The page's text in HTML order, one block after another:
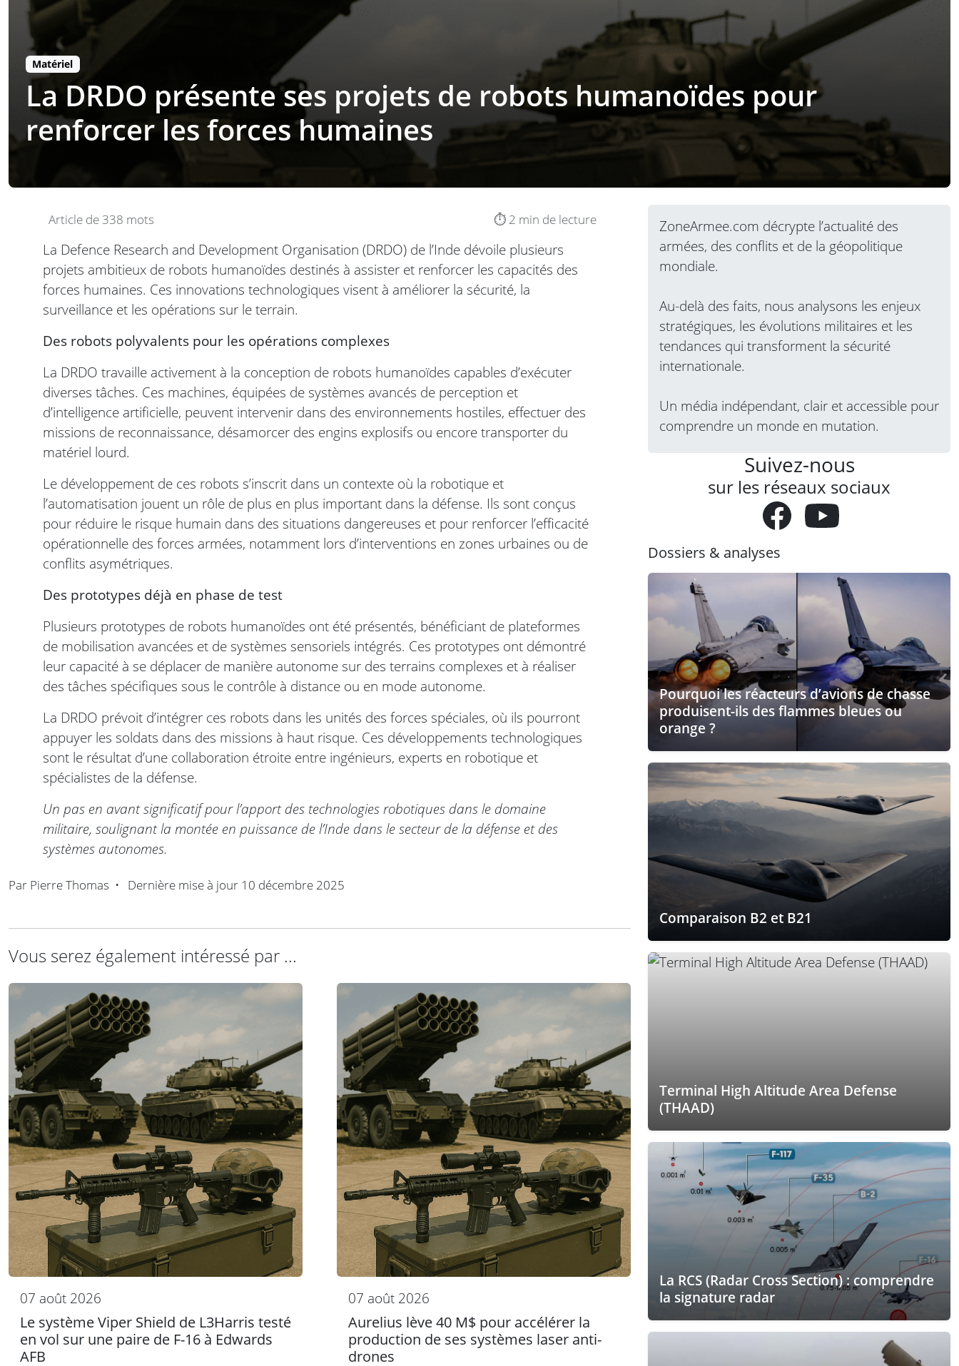
Matériel
La DRDO présente ses projets de robots humanoïdes pour
renforcer les forces humaines
Article de 338 mots ⏱️ 2 min de lecture
La Defence Research and Development Organisation (DRDO) de l’Inde dévoile plusieurs
projets ambitieux de robots humanoïdes destinés à assister et renforcer les capacités des
forces humaines. Ces innovations technologiques visent à améliorer la sécurité, la
surveillance et les opérations sur le terrain.
Des robots polyvalents pour les opérations complexes
La DRDO travaille activement à la conception de robots humanoïdes capables d’exécuter
diverses tâches. Ces machines, équipées de systèmes avancés de perception et
d’intelligence artificielle, peuvent intervenir dans des environnements hostiles, effectuer des
missions de reconnaissance, désamorcer des engins explosifs ou encore transporter du
matériel lourd.
Le développement de ces robots s’inscrit dans un contexte où la robotique et
l’automatisation jouent un rôle de plus en plus important dans la défense. Ils sont conçus
pour réduire le risque humain dans des situations dangereuses et pour renforcer l’efficacité
opérationnelle des forces armées, notamment lors d’interventions en zones urbaines ou de
conflits asymétriques.
Des prototypes déjà en phase de test
Plusieurs prototypes de robots humanoïdes ont été présentés, bénéficiant de plateformes
de mobilisation avancées et de systèmes sensoriels intégrés. Ces prototypes ont démontré
leur capacité à se déplacer de manière autonome sur des terrains complexes et à réaliser
des tâches spécifiques sous le contrôle à distance ou en mode autonome.
La DRDO prévoit d’intégrer ces robots dans les unités des forces spéciales, où ils pourront
appuyer les soldats dans des missions à haut risque. Ces développements technologiques
sont le résultat d’une collaboration étroite entre ingénieurs, experts en robotique et
spécialistes de la défense.
Un pas en avant significatif pour l’apport des technologies robotiques dans le domaine
militaire, soulignant la montée en puissance de l’Inde dans le secteur de la défense et des
systèmes autonomes.
Par Pierre Thomas • Dernière mise à jour 10 décembre 2025
Vous serez également intéressé par ...
07 août 2026
Le système Viper Shield de L3Harris testé
en vol sur une paire de F-16 à Edwards
AFB
07 août 2026
Aurelius lève 40 M$ pour accélérer la
production de ses systèmes laser anti-
drones
ZoneArmee.com décrypte l’actualité des
armées, des conflits et de la géopolitique
mondiale.
Au-delà des faits, nous analysons les enjeux
stratégiques, les évolutions militaires et les
tendances qui transforment la sécurité
internationale.
Un média indépendant, clair et accessible pour
comprendre un monde en mutation.
Suivez-nous
sur les réseaux sociaux
Dossiers & analyses
Pourquoi les réacteurs d’avions de chasse
produisent-ils des flammes bleues ou
orange ?
Comparaison B2 et B21
Terminal High Altitude Area Defense
(THAAD)
La RCS (Radar Cross Section) : comprendre
la signature radar